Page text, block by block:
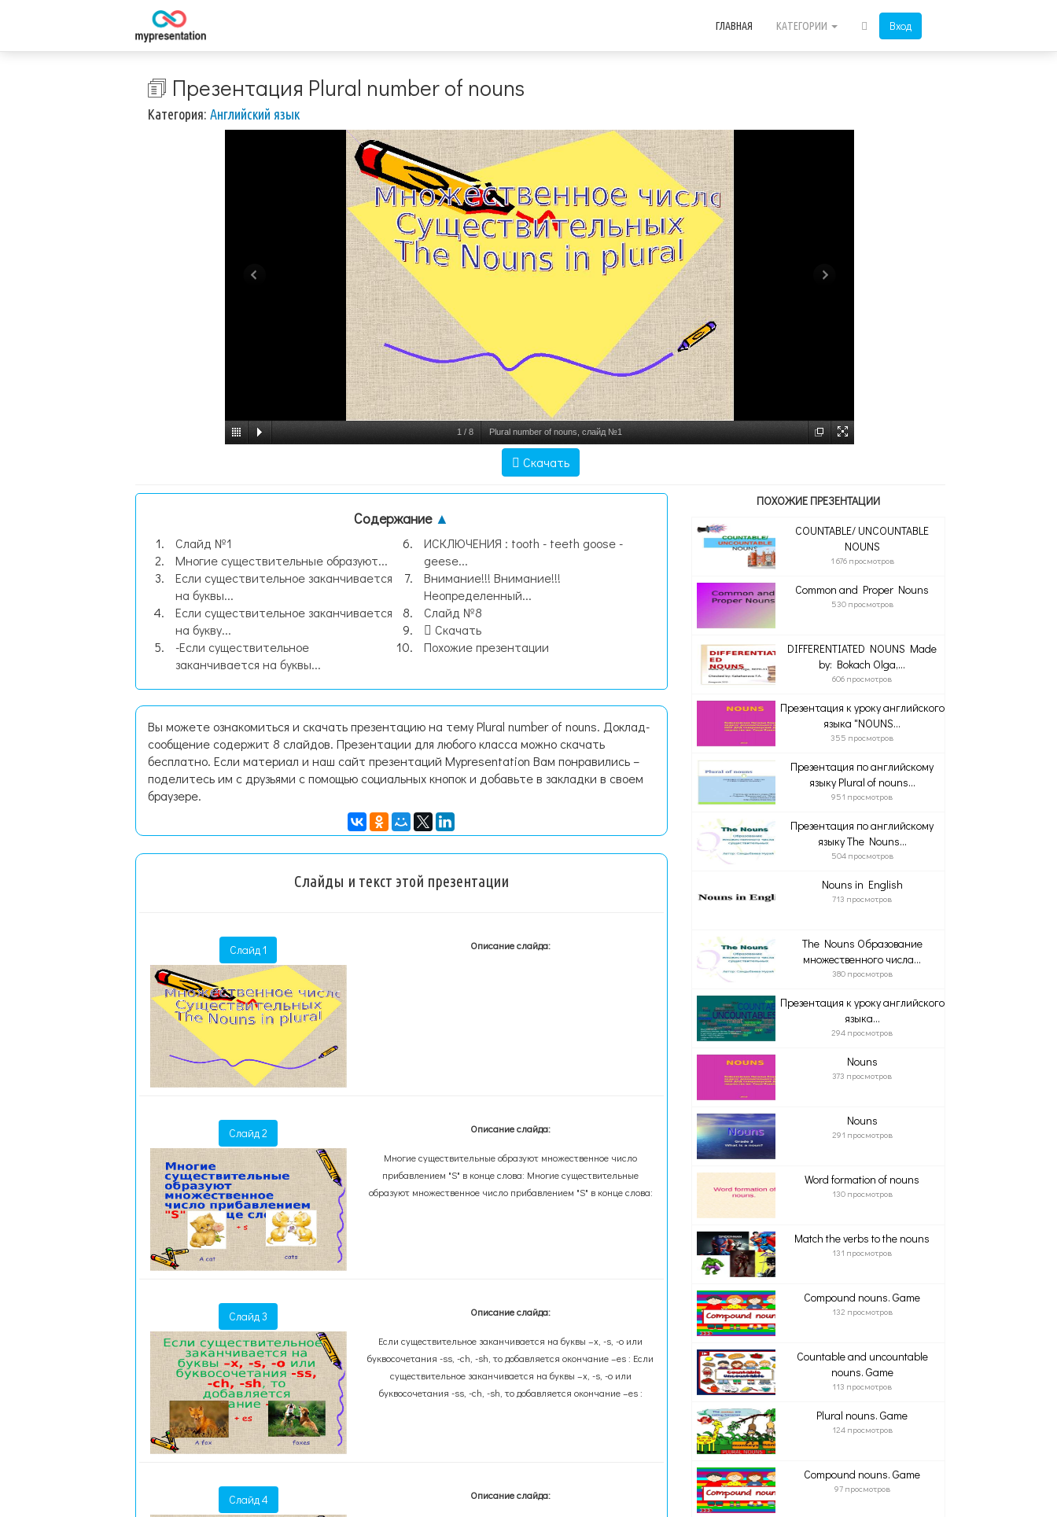
Вход
ГЛАВНАЯ КАТЕГОРИИ
🗊 Презентация Plural number of nouns
Категория: Английский язык
1 / 8 Plural number of nouns, слайд №1
Скачать
Содержание ▲
Слайд №1
Многие существительные образуют...
Если существительное заканчивается
на буквы...
Если существительное заканчивается
на букву...
-Если существительное
заканчивается на буквы...
ИСКЛЮЧЕНИЯ : tooth - teeth goose -
geese...
Внимание!!! Внимание!!!
Неопределенный...
Слайд №8
Скачать
Похожие презентации
Вы можете ознакомиться и скачать презентацию на тему Plural number of nouns. Доклад-
сообщение содержит 8 слайдов. Презентации для любого класса можно скачать
бесплатно. Если материал и наш сайт презентаций Mypresentation Вам понравились –
поделитесь им с друзьями с помощью социальных кнопок и добавьте в закладки в своем
браузере.
Слайды и текст этой презентации
Слайд 1 Описание слайда:
Слайд 2 Описание слайда:
Многие существительные образуют множественное число
прибавлением "S" в конце слова: Многие существительные
образуют множественное число прибавлением "S" в конце слова:
Слайд 3 Описание слайда:
Если существительное заканчивается на буквы –x, -s, -o или
буквосочетания -ss, -ch, -sh, то добавляется окончание –es : Если
существительное заканчивается на буквы –x, -s, -o или
буквосочетания -ss, -ch, -sh, то добавляется окончание –es :
Слайд 4 Описание слайда:
ПОХОЖИЕ ПРЕЗЕНТАЦИИ
COUNTABLE/ UNCOUNTABLE
NOUNS
1 676 просмотров
Common and Proper Nouns
530 просмотров
DIFFERENTIATED NOUNS Made
by: Bokach Olga,...
606 просмотров
Презентация к уроку английского
языка "NOUNS...
355 просмотров
Презентация по английскому
языку Plural of nouns...
951 просмотров
Презентация по английскому
языку The Nouns...
504 просмотров
Nouns in English
713 просмотров
The Nouns Образование
множественного числа...
380 просмотров
Презентация к уроку английского
языка...
294 просмотров
Nouns
373 просмотров
Nouns
291 просмотров
Word formation of nouns
130 просмотров
Match the verbs to the nouns
131 просмотров
Compound nouns. Game
132 просмотров
Countable and uncountable
nouns. Game
113 просмотров
Plural nouns. Game
124 просмотров
Compound nouns. Game
97 просмотров